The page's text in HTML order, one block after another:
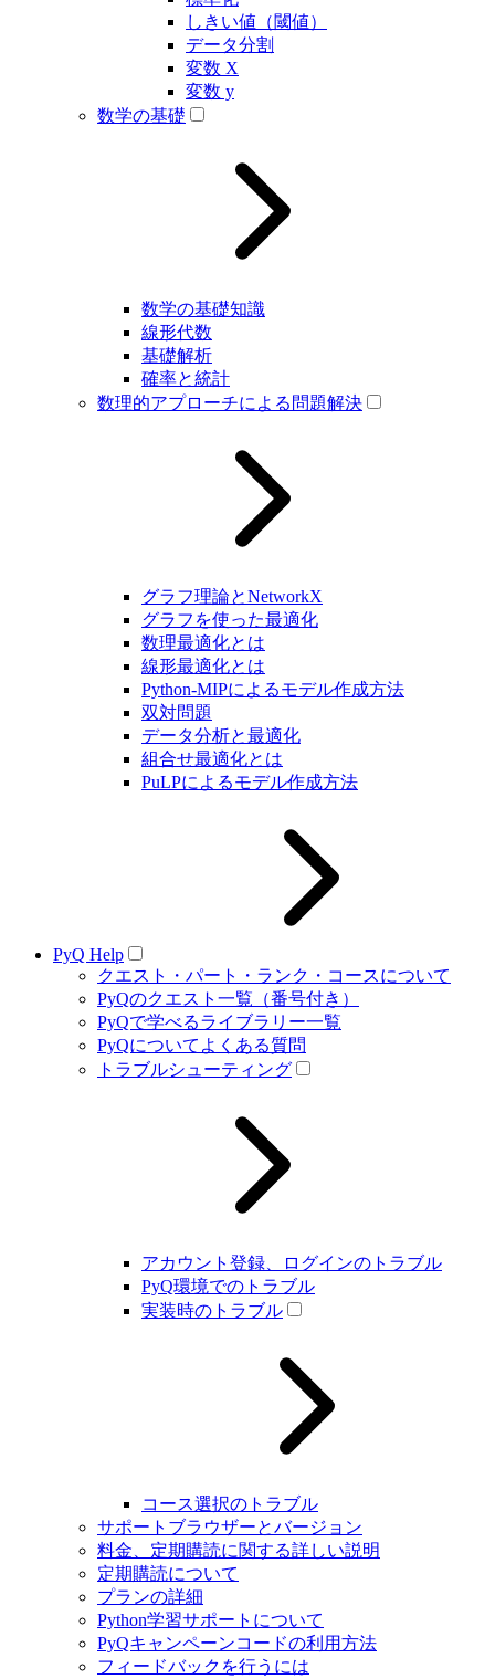
しきい値（閾値）
データ分割
変数 X
変数 y
数学の基礎
数学の基礎知識
線形代数
基礎解析
確率と統計
数理的アプローチによる問題解決
グラフ理論とNetworkX
グラフを使った最適化
数理最適化とは
線形最適化とは
Python-MIPによるモデル作成方法
双対問題
データ分析と最適化
組合せ最適化とは
PuLPによるモデル作成方法
PyQ Help
クエスト・パート・ランク・コースについて
PyQのクエスト一覧（番号付き）
PyQで学べるライブラリー一覧
PyQについてよくある質問
トラブルシューティング
アカウント登録、ログインのトラブル
PyQ環境でのトラブル
実装時のトラブル
コース選択のトラブル
サポートブラウザーとバージョン
料金、定期購読に関する詳しい説明
定期購読について
プランの詳細
Python学習サポートについて
PyQキャンペーンコードの利用方法
フィードバックを行うには